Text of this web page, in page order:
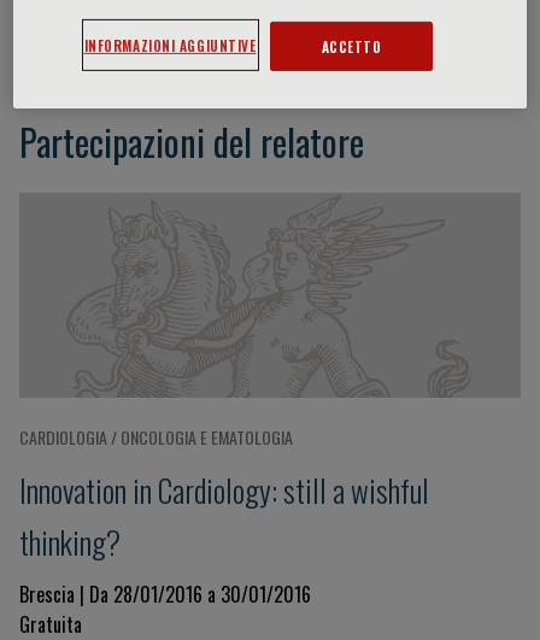
Ottavio Di Stefano
Partecipazioni del relatore
CARDIOLOGIA / ONCOLOGIA E EMATOLOGIA
Innovation in Cardiology: still a wishful
thinking?
Brescia | Da 28/01/2016 a 30/01/2016
Gratuita
INFORMAZIONI AGGIUNTIVE ACCETTO